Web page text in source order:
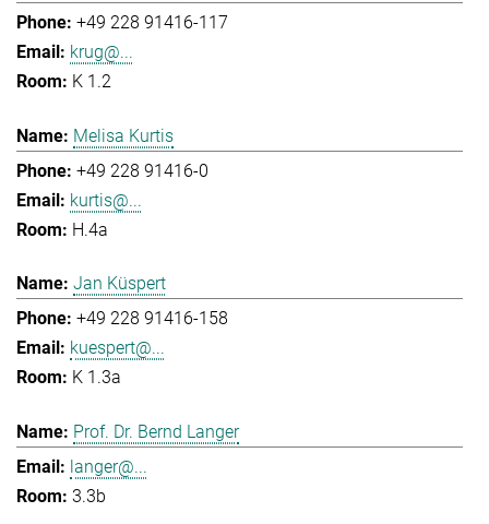
+49 228 91416-117
krug@...
K 1.2
Melisa Kurtis
+49 228 91416-0
kurtis@...
H.4a
Jan Küspert
+49 228 91416-158
kuespert@...
K 1.3a
Prof. Dr. Bernd Langer
langer@...
3.3b